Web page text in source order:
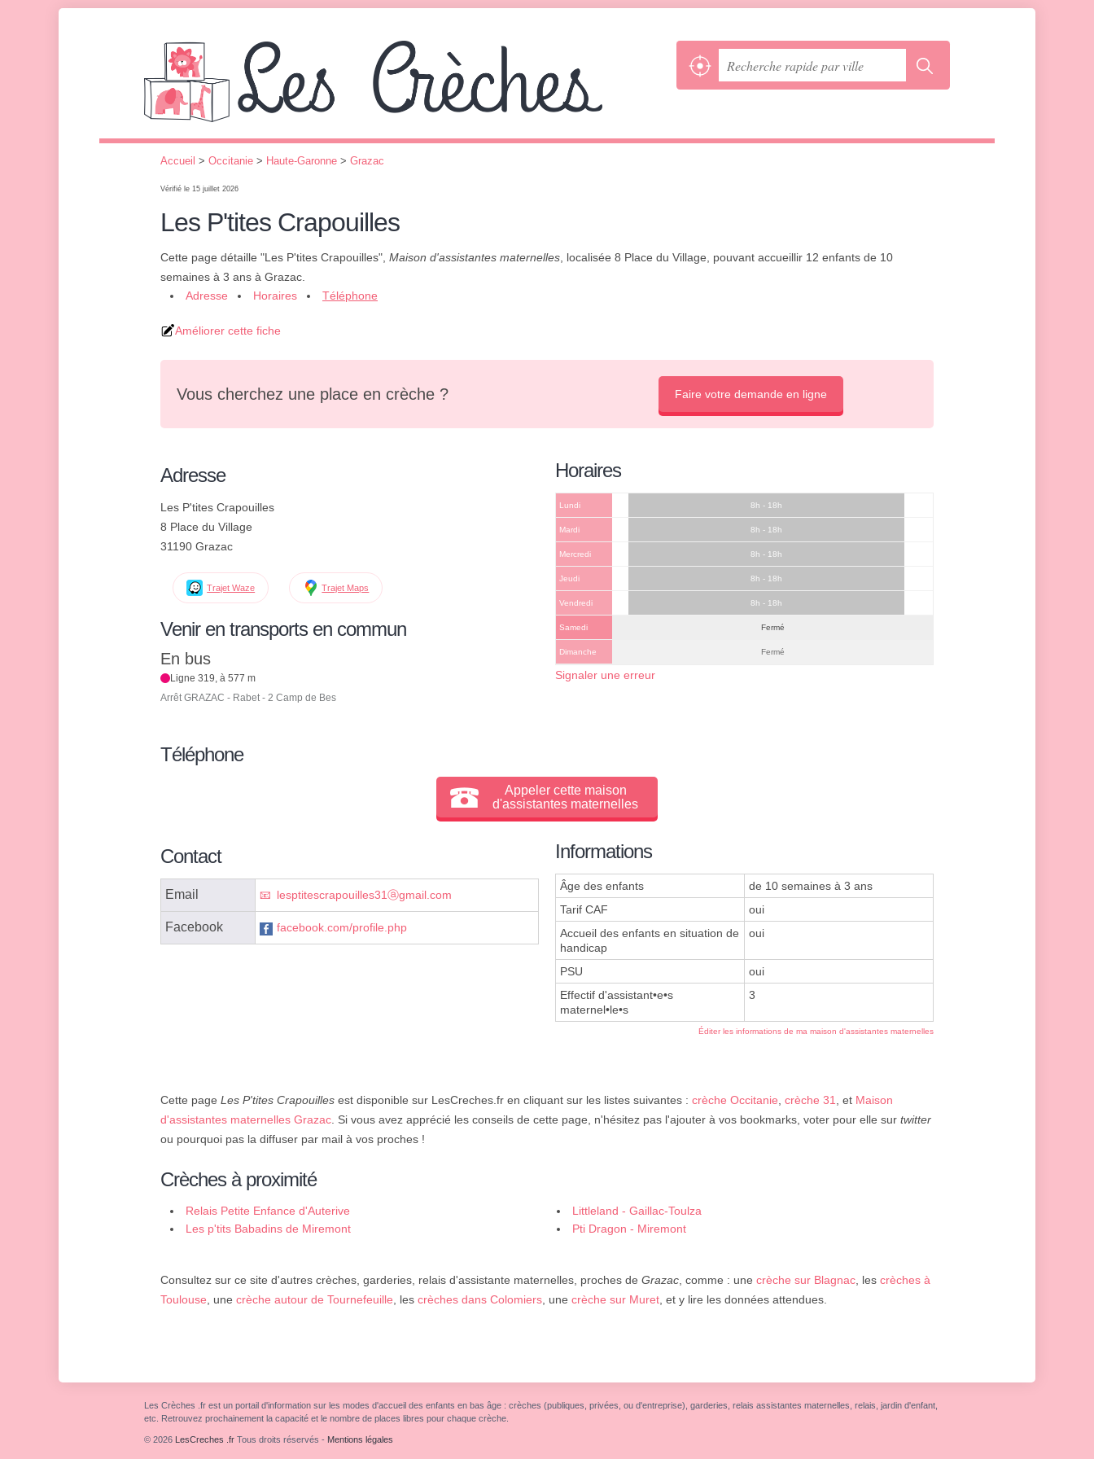
Accueil > Occitanie > Haute-Garonne > Grazac
Vérifié le 15 juillet 2026
Les P'tites Crapouilles
Cette page détaille "Les P'tites Crapouilles", Maison d'assistantes maternelles , localisée 8 Place du Village, pouvant accueillir 12 enfants de 10
semaines à 3 ans à Grazac.
Adresse
Horaires Téléphone
Améliorer cette fiche
Vous cherchez une place en crèche ? Faire votre demande en ligne
Adresse
Les P'tites Crapouilles
8 Place du Village
31190 Grazac
Trajet Waze Trajet Maps
Venir en transports en commun
En bus
Ligne 319, à 577 m
Arrêt GRAZAC - Rabet - 2 Camp de Bes
Horaires
Lundi 8h - 18h
Mardi 8h - 18h
Mercredi 8h - 18h
Jeudi 8h - 18h
Vendredi 8h - 18h
Samedi Fermé
Dimanche Fermé
Signaler une erreur
Téléphone
Appeler cette maison
d'assistantes maternelles
Contact
Email lesptitescrapouilles31ⓐgmail.com
Facebook facebook.com/profile.php
Informations
Âge des enfants
de 10 semaines à 3 ans
Tarif CAF
oui
Accueil des enfants en situation de
handicap
oui
PSU
oui
Effectif d'assistant•e•s
maternel•le•s
3
Éditer les informations de ma maison d'assistantes maternelles
Cette page Les P'tites Crapouilles est disponible sur LesCreches.fr en cliquant sur les listes suivantes : crèche Occitanie, crèche 31, et Maison
d'assistantes maternelles Grazac. Si vous avez apprécié les conseils de cette page, n'hésitez pas l'ajouter à vos bookmarks, voter pour elle sur twitter
ou pourquoi pas la diffuser par mail à vos proches !
Crèches à proximité
Relais Petite Enfance d'Auterive
Littleland - Gaillac-Toulza
Les p'tits Babadins de Miremont
Pti Dragon - Miremont
Consultez sur ce site d'autres crèches, garderies, relais d'assistante maternelles, proches de Grazac, comme : une crèche sur Blagnac, les crèches à
Toulouse, une crèche autour de Tournefeuille, les crèches dans Colomiers, une crèche sur Muret, et y lire les données attendues.
Les Crèches .fr est un portail d'information sur les modes d'accueil des enfants en bas âge : crèches (publiques, privées, ou d'entreprise), garderies, relais assistantes maternelles, relais, jardin d'enfant,
etc. Retrouvez prochainement la capacité et le nombre de places libres pour chaque crèche.
© 2026 LesCreches .fr Tous droits réservés - Mentions légales